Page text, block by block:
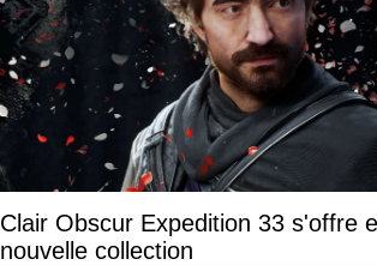
Clair Obscur Expedition 33 s'offre
nouvelle collection